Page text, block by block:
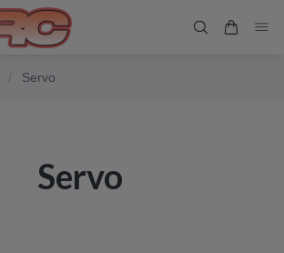
/ Servo
Servo